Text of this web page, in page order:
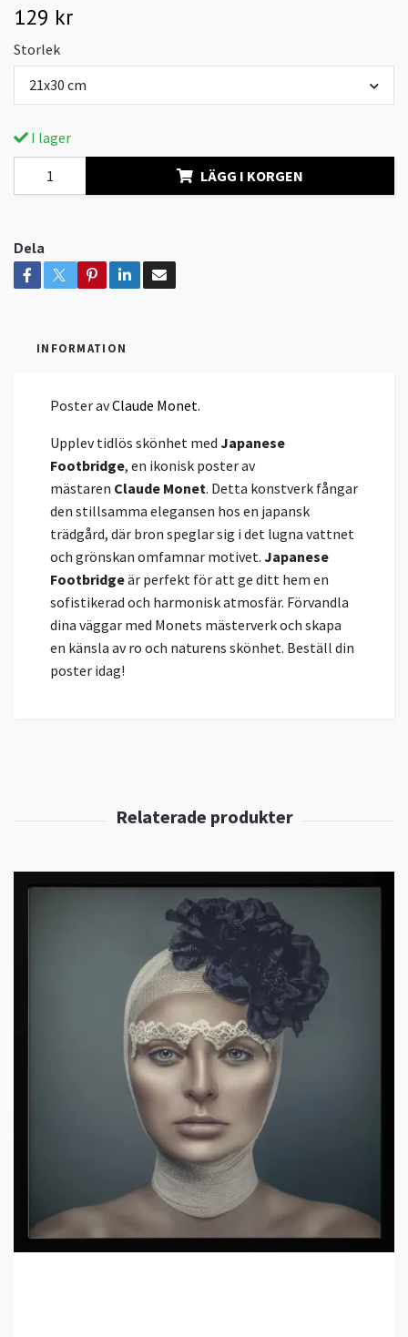
129 kr
Storlek
21x30 cm
I lager
LÄGG I KORGEN
Dela
INFORMATION
Poster avClaude Monet.
Upplev tidlös skönhet med Japanese
Footbridge, en ikonisk poster av
mästaren Claude Monet. Detta konstverk fångar
den stillsamma elegansen hos en japansk
trädgård, där bron speglar sig i det lugna vattnet
och grönskan omfamnar motivet. Japanese
Footbridgeär perfekt för att ge ditt hem en
sofistikerad och harmonisk atmosfär. Förvandla
dina väggar med Monets mästerverk och skapa
en känsla av ro och naturens skönhet. Beställ din
poster idag!